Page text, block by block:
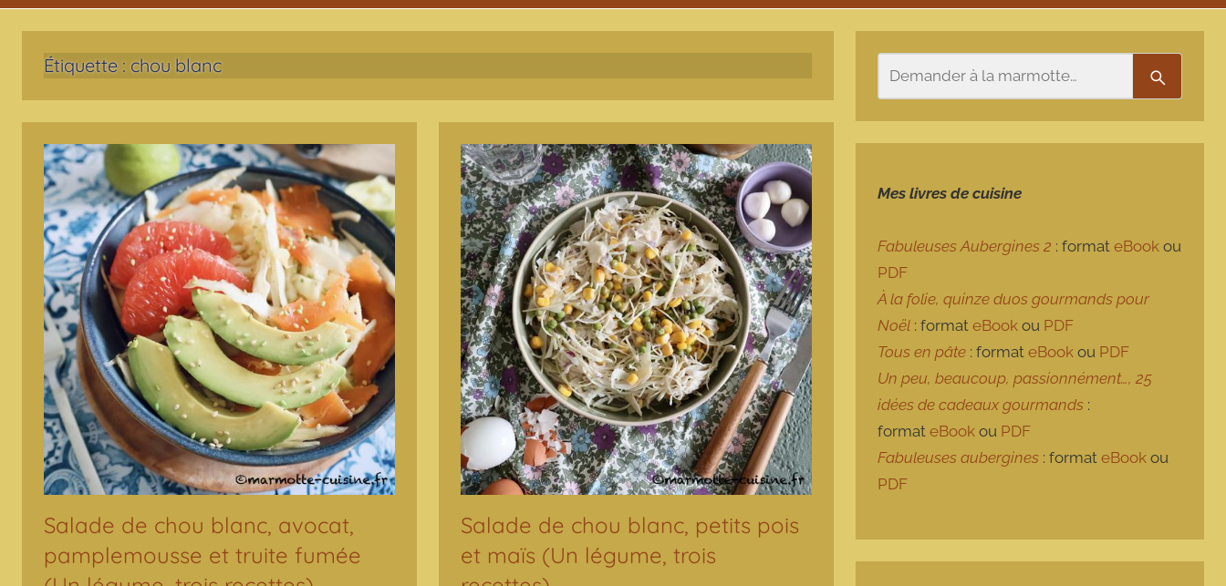
Étiquette : chou blanc
Salade de chou blanc, avocat,
pamplemousse et truite fumée
Salade de chou blanc, petits pois
et maïs (Un légume, trois
Mes livres de cuisine
Fabuleuses Aubergines 2 : formateBook ou
PDF
À la folie, quinze duos gourmands pour
Noël : formateBook ou PDF
Tous en pâte : formateBook ou PDF
Un peu, beaucoup, passionnément…, 25
idées de cadeaux gourmands :
formateBook ou PDF
Fabuleuses aubergines : formateBook ou
PDF